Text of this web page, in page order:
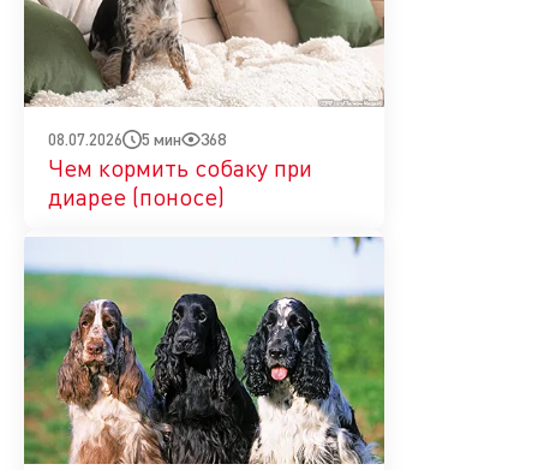
08.07.2026 5 мин 368
Чем кормить собаку при
диарее (поносе)